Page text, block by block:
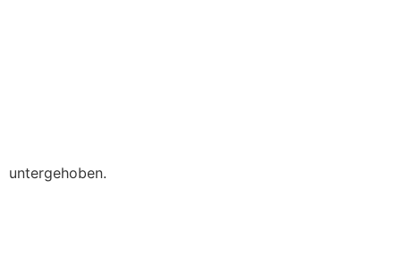
untergehoben.